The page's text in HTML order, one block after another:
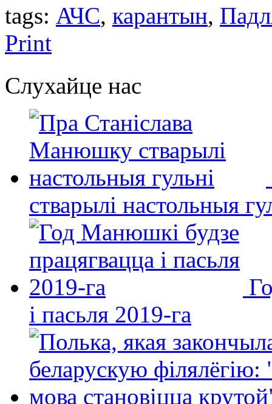
tags: АЧС, карантын,
Print
Слухайце нас
стварылі настольныя
і пасьля 2019-га